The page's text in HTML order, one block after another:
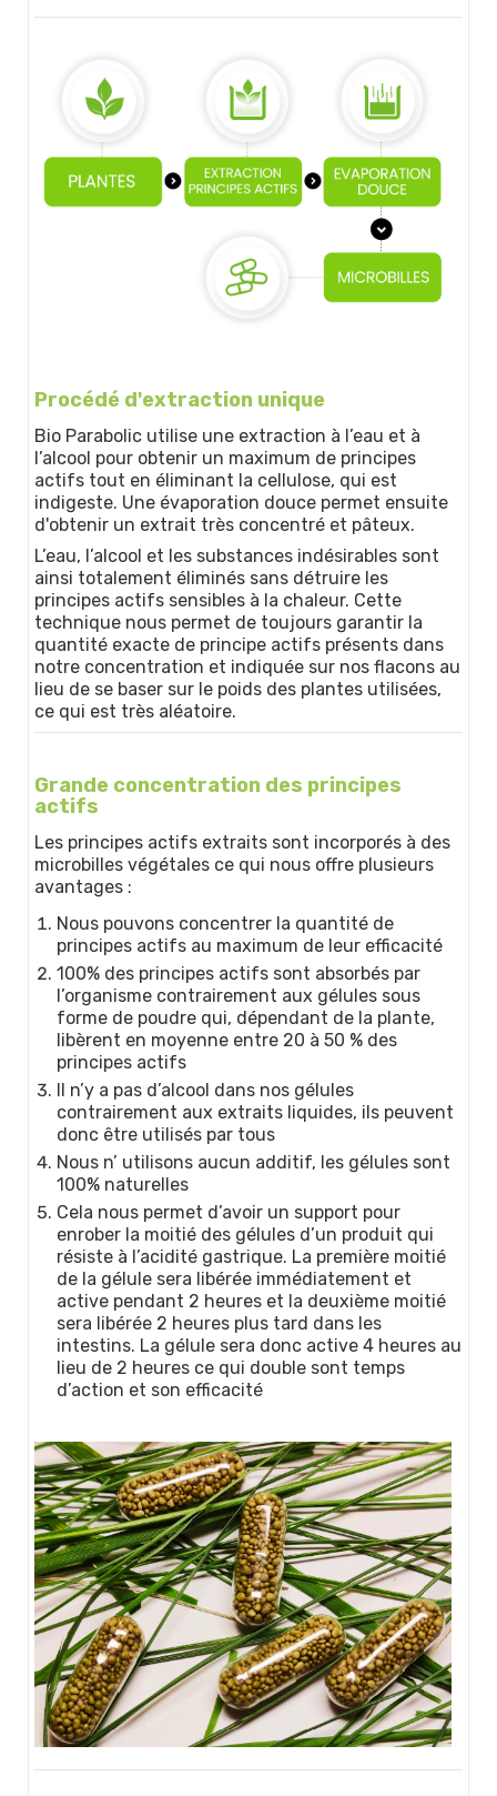
Procédé d'extraction unique
Bio Parabolic utilise une extraction à l’eau et à
l’alcool pour obtenir un maximum de principes
actifs tout en éliminant la cellulose, qui est
indigeste. Une évaporation douce permet ensuite
d'obtenir un extrait très concentré et pâteux.
L’eau, l’alcool et les substances indésirables sont
ainsi totalement éliminés sans détruire les
principes actifs sensibles à la chaleur. Cette
technique nous permet de toujours garantir la
quantité exacte de principe actifs présents dans
notre concentration et indiquée sur nos flacons au
lieu de se baser sur le poids des plantes utilisées,
ce qui est très aléatoire.
Grande concentration des principes
actifs
Les principes actifs extraits sont incorporés à des
microbilles végétales ce qui nous offre plusieurs
avantages :
Nous pouvons concentrer la quantité de
principes actifs au maximum de leur efficacité
100% des principes actifs sont absorbés par
l’organisme contrairement aux gélules sous
forme de poudre qui, dépendant de la plante,
libèrent en moyenne entre 20 à 50 % des
principes actifs
Il n’y a pas d’alcool dans nos gélules
contrairement aux extraits liquides, ils peuvent
donc être utilisés par tous
Nous n’ utilisons aucun additif, les gélules sont
100% naturelles
Cela nous permet d’avoir un support pour
enrober la moitié des gélules d’un produit qui
résiste à l’acidité gastrique. La première moitié
de la gélule sera libérée immédiatement et
active pendant 2 heures et la deuxième moitié
sera libérée 2 heures plus tard dans les
intestins. La gélule sera donc active 4 heures au
lieu de 2 heures ce qui double sont temps
d’action et son efficacité